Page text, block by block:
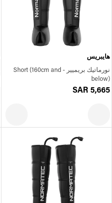
هايبريس
نورماتيك بريميير - Short (160cm and
below)
SAR 5,665